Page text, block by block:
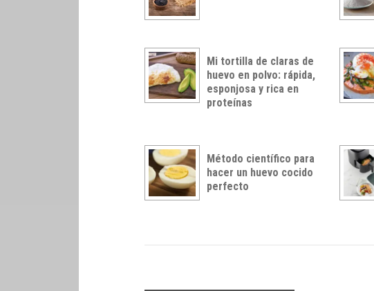
Mi tortilla de claras de
huevo en polvo: rápida,
esponjosa y rica en
proteínas
Método científico para
hacer un huevo cocido
perfecto